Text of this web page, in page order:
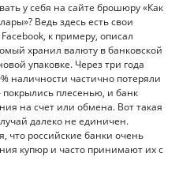
у себя на сайте брошюру «Как
Ведь здесь есть свои
к примеру, описал
хранил валюту в банковской
упаковке. Через три года
наличности частично потеряли
плесенью, и банк
на счет или обмена. Вот такая
далеко не единичен.
что российские банки очень
купюр и часто принимают их с